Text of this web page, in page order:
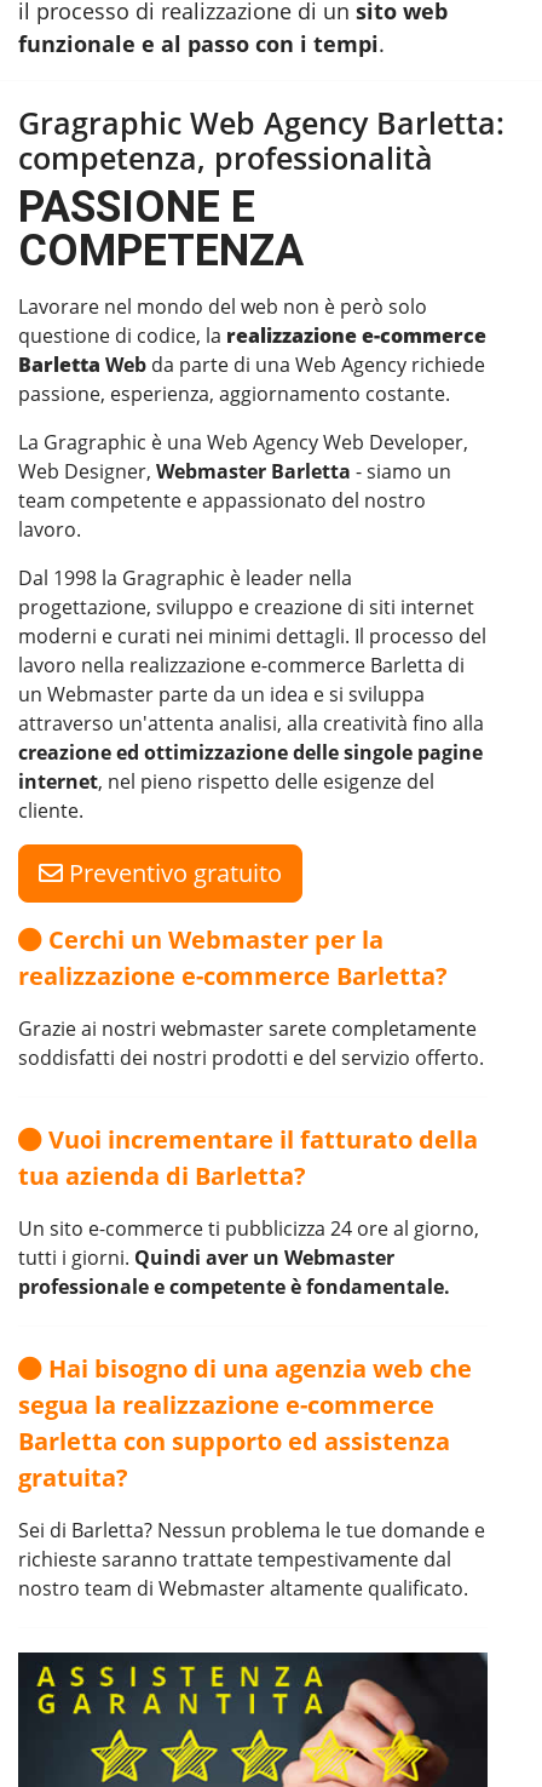
il processo di realizzazione di un sito web
funzionale e al passo con i tempi.
Gragraphic Web Agency Barletta:
competenza, professionalità
PASSIONE E
COMPETENZA
Lavorare nel mondo del web non è però solo
questione di codice, la realizzazione e-commerce
Barletta Web da parte di una Web Agency richiede
passione, esperienza, aggiornamento costante.
La Gragraphic è una Web Agency Web Developer,
Web Designer, Webmaster Barletta - siamo un
team competente e appassionato del nostro
lavoro.
Dal 1998 la Gragraphic è leader nella
progettazione, sviluppo e creazione di siti internet
moderni e curati nei minimi dettagli. Il processo del
lavoro nella realizzazione e-commerce Barletta di
un Webmaster parte da un idea e si sviluppa
attraverso un'attenta analisi, alla creatività fino alla
creazione ed ottimizzazione delle singole pagine
internet, nel pieno rispetto delle esigenze del
cliente.
Preventivo gratuito
Cerchi un Webmaster per la
realizzazione e-commerce Barletta?
Grazie ai nostri webmaster sarete completamente
soddisfatti dei nostri prodotti e del servizio offerto.
Vuoi incrementare il fatturato della
tua azienda di Barletta?
Un sito e-commerce ti pubblicizza 24 ore al giorno,
tutti i giorni. Quindi aver un Webmaster
professionale e competente è fondamentale.
Hai bisogno di una agenzia web che
segua la realizzazione e-commerce
Barletta con supporto ed assistenza
gratuita?
Sei di Barletta? Nessun problema le tue domande e
richieste saranno trattate tempestivamente dal
nostro team di Webmaster altamente qualificato.